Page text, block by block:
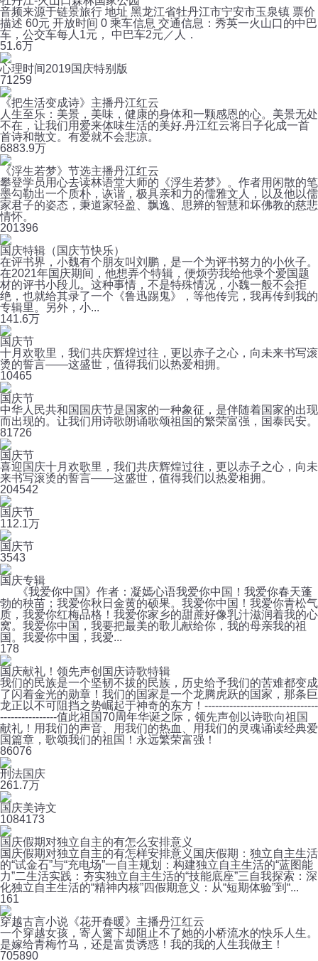
音频来源于链景旅行 地址 黑龙江省牡丹江市宁安市玉泉镇 票价
描述 60元 开放时间 0 乘车信息 交通信息：秀英一火山口的中巴
车，公交车每人1元， 中巴车2元／人．
51.6万
心理时间2019国庆特别版
71259
《把生活变成诗》主播丹江红云
人生至乐：美景，美味，健康的身体和一颗感恩的心。美景无处
不在，让我们用爱来体味生活的美好.丹江红云将日子化成一首
首诗和散文。有爱就不会悲凉。
6883.9万
《浮生若梦》节选主播丹江红云
攀登学员用心去读林语堂大师的《浮生若梦》。作者用闲散的笔
墨勾勒出一个质朴，诙谐，极具亲和力的儒雅文人，以及他以儒
家君子的姿态，秉道家轻盈、飘逸、思辨的智慧和坏佛教的慈悲
情怀。
201396
国庆特辑（国庆节快乐）
在评书界，小魏有个朋友叫刘鹏，是一个为评书努力的小伙子。
在2021年国庆期间，他想弄个特辑，便烦劳我给他录个爱国题
材的评书小段儿。这种事情，不是特殊情况，小魏一般不会拒
绝，也就给其录了一个《鲁迅踢鬼》，等他传完，我再传到我的
专辑里。另外，小...
141.6万
国庆节
十月欢歌里，我们共庆辉煌过往，更以赤子之心，向未来书写滚
烫的誓言——这盛世，值得我们以热爱相拥。
10465
国庆节
中华人民共和国国庆节是国家的一种象征，是伴随着国家的出现
而出现的。让我们用诗歌朗诵歌颂祖国的繁荣富强，国泰民安。
81726
国庆节
喜迎国庆十月欢歌里，我们共庆辉煌过往，更以赤子之心，向未
来书写滚烫的誓言——这盛世，值得我们以热爱相拥。
204542
国庆节
112.1万
国庆节
3543
国庆专辑
《我爱你中国》作者：凝嫣心语我爱你中国！我爱你春天蓬
勃的秧苗；我爱你秋日金黄的硕果。我爱你中国！我爱你青松气
质，我爱你红梅品格！我爱你家乡的甜蔗好像乳汁滋润着我的心
窝。我爱你中国，我要把最美的歌儿献给你，我的母亲我的祖
国。我爱你中国，我爱...
178
国庆献礼！领先声创国庆诗歌特辑
我们的民族是一个坚韧不拔的民族，历史给予我们的苦难都变成
了闪着金光的勋章！我们的国家是一个龙腾虎跃的国家，那条巨
龙正以不可阻挡之势崛起于神奇的东方！--------------------------------
----------------值此祖国70周年华诞之际，领先声创以诗歌向祖国
献礼！用我们的声音、用我们的热血、用我们的灵魂诵读经典爱
国篇章，歌颂我们的祖国！永远繁荣富强！
86076
刑法国庆
261.7万
国庆美诗文
1084173
国庆假期对独立自主的有怎么安排意义
国庆假期对独立自主的有怎样安排意义国庆假期：独立自主生活
的“试金石”与“充电场”一自主规划：构建独立自主生活的“蓝图能
力”二生活实践：夯实独立自主生活的“技能底座”三自我探索：深
化独立自主生活的“精神内核”四假期意义：从“短期体验”到“...
161
穿越古言小说《花开春暖》主播丹江红云
一个穿越女孩，寄人篱下却阻止不了她的小桥流水的快乐人生。
是嫁给青梅竹马，还是富贵诱惑！我的我的人生我做主！
705890